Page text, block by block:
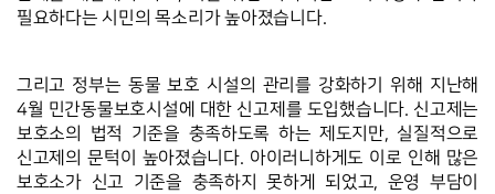
필요하다는 시민의 목소리가 높아졌습니다.
그리고 정부는 동물 보호 시설의 관리를 강화하기 위해 지난해
4월 민간동물보호시설에 대한 신고제를 도입했습니다. 신고제는
보호소의 법적 기준을 충족하도록 하는 제도지만, 실질적으로
신고제의 문턱이 높아졌습니다. 아이러니하게도 이로 인해 많은
보호소가 신고 기준을 충족하지 못하게 되었고, 운영 부담이